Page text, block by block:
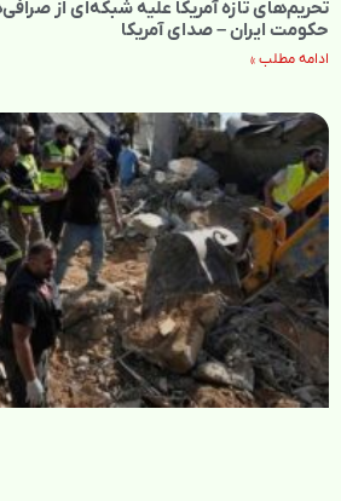
تحریم‌های تازه آمریکا علیه شبکه‌ای از
حکومت ایران – صدای آمریکا
ادامه مطلب »